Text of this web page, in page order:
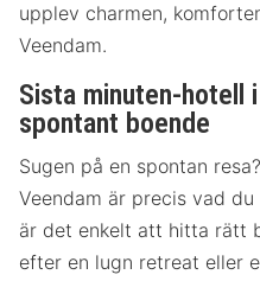
upplev charmen,
Veendam.
Sista minuten-hotell
spontant boende
Sugen på en spontan
Veendam är precis vad
är det enkelt att hitta rätt
efter en lugn retreat eller